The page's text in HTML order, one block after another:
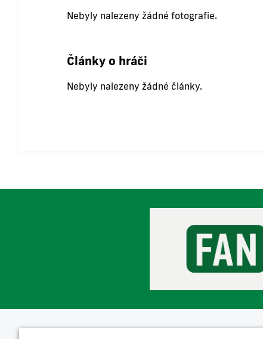
Nebyly nalezeny žádné fotografie.
Články o hráči
Nebyly nalezeny žádné články.